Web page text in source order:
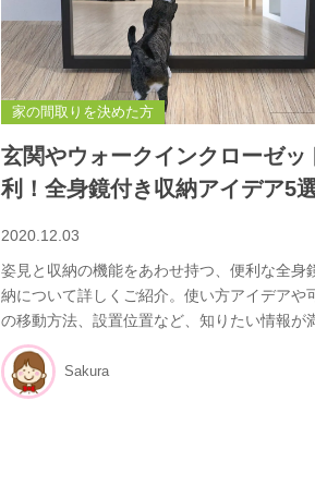
家の間取りを決めた方
玄関やウォークインクローゼッ
利！全身鏡付き収納アイデア5
2020.12.03
姿見と収納の機能をあわせ持つ、便利な全身
納について詳しくご紹介。使い方アイデアや
の移動方法、設置位置など、知りたい情報が
Sakura